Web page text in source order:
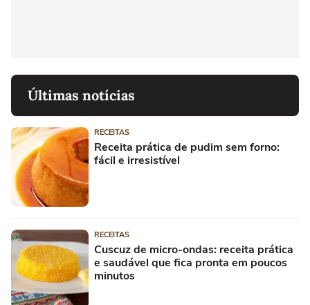
Últimas notícias
RECEITAS
Receita prática de pudim sem forno:
fácil e irresistível
RECEITAS
Cuscuz de micro-ondas: receita prática
e saudável que fica pronta em poucos
minutos